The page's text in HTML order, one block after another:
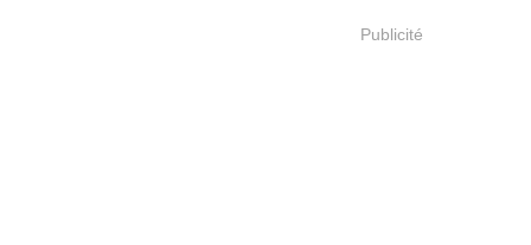
Publicité